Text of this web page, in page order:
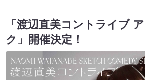
「渡辺直美コントライブ
ク」開催決定！